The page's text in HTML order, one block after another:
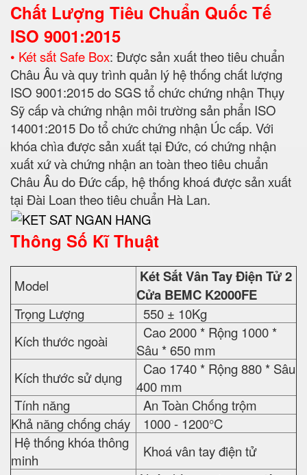
Chất Lượng Tiêu Chuẩn Quốc Tế
ISO 9001:2015
• Két sắt Safe Box: Được sản xuất theo tiêu chuẩn
Châu Âu và quy trình quản lý hệ thống chất lượng
ISO 9001:2015 do SGS tổ chức chứng nhận Thụy
Sỹ cấp và chứng nhận môi trường sản phẩn ISO
14001:2015 Do tổ chức chứng nhận Úc cấp. Với
khóa chìa được sản xuất tại Đức, có chứng nhận
xuất xứ và chứng nhận an toàn theo tiêu chuẩn
Châu Âu do Đức cấp, hệ thống khoá được sản xuất
tại Đài Loan theo tiêu chuẩn Hà Lan.
Thông Số Kĩ Thuật
Model
Két Sắt Vân Tay Điện Tử 2
Cửa BEMC K2000FE
Trọng Lượng
550 ± 10Kg
Kích thước ngoài
Cao 2000 * Rộng 1000 *
Sâu * 650 mm
Kích thước sử dụng
Cao 1740 * Rộng 880 * Sâu
400 mm
Tính năng
An Toàn Chống trộm
Khả năng chống cháy
1000 - 1200°C
Hệ thống khóa thông
minh
Khoá vân tay điện tử